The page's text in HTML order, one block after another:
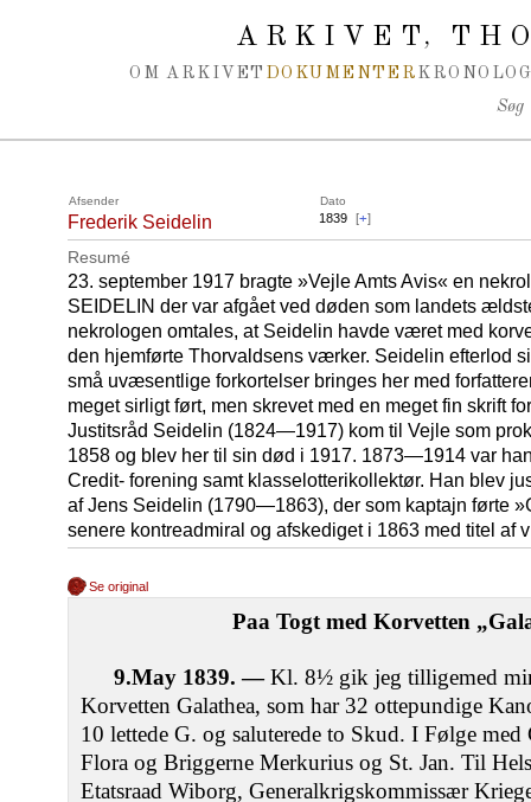
ARKIVET,
OM ARKIVET DOKUMENTER
Søg
Afsender Dato
Frederik Seidelin 1839 [+]
Resumé
23. september 1917 bragte »Vejle Amts Avis« en
SEIDELIN der var afgået ved døden som landets
nekrologen omtales, at Seidelin havde været med
den hjemførte Thorvaldsens værker. Seidelin efterlod
små uvæsentlige forkortelser bringes her med
meget sirligt ført, men skrevet med en meget fin skrift
Justitsråd Seidelin (1824—1917) kom til Vejle som
1858 og blev her til sin død i 1917. 1873—1914 var
Credit- forening samt klasselotterikollektør. Han blev
af Jens Seidelin (1790—1863), der som kaptajn førte
senere kontreadmiral og afskediget i 1863 med titel af
Se original
Paa Togt med Korvetten
9.May 1839. —Kl. 8½ gik jeg tilligemed
Korvetten Galathea, som har 32 ottepundige
10 lettede G. og saluterede to Skud. I Følge
Flora og Briggerne Merkurius og St. Jan. Til
Etatsraad Wiborg, Generalkrigskommissær